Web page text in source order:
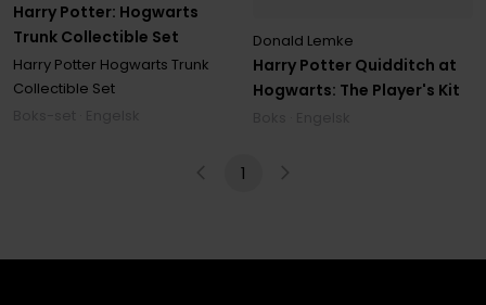
Harry Potter: Hogwarts
Trunk Collectible Set
Harry Potter Hogwarts Trunk
Collectible Set
Harry Potter Quidditch at
Hogwarts: The Player's Kit
Donald Lemke
1